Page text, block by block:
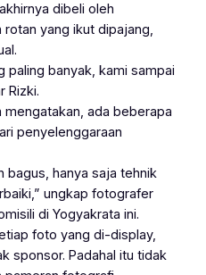
dibeli oleh
rotan yang ikut dipajang,
paling banyak, kami sampai
Rizki.
mengatakan, ada beberapa
penyelenggaraan
bagus, hanya saja tehnik
ungkap fotografer
di Yogyakrata ini.
foto yang di-display,
sponsor. Padahal itu tidak